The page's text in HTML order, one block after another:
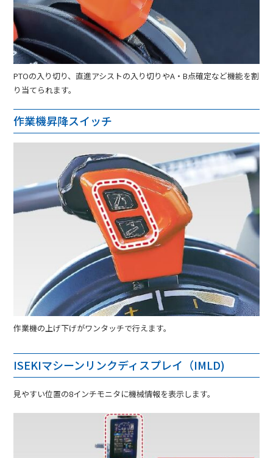
PTOの入り切り、直進アシストの入り切りやA・B点確定など機能を割
り当てられます。
作業機昇降スイッチ
作業機の上げ下げがワンタッチで行えます。
ISEKIマシーンリンクディスプレイ（IMLD)
見やすい位置の8インチモニタに機械情報を表示します。